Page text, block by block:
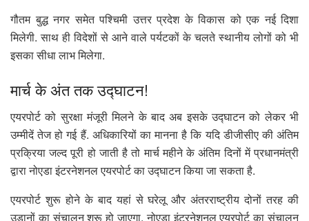
गौतम बुद्ध नगर समेत पश्चिमी उत्तर प्रदेश के विकास को एक नई दिशा
मिलेगी. साथ ही विदेशों से आने वाले पर्यटकों के चलते स्थानीय लोगों को भी
इसका सीधा लाभ मिलेगा.
मार्च के अंत तक उद्घाटन!
एयरपोर्ट को सुरक्षा मंजूरी मिलने के बाद अब इसके उद्घाटन को लेकर भी
उम्मीदें तेज हो गई हैं. अधिकारियों का मानना है कि यदि डीजीसीए की अंतिम
प्रक्रिया जल्द पूरी हो जाती है तो मार्च महीने के अंतिम दिनों में प्रधानमंत्री
द्वारा नोएडा इंटरनेशनल एयरपोर्ट का उद्घाटन किया जा सकता है.
एयरपोर्ट शुरू होने के बाद यहां से घरेलू और अंतरराष्ट्रीय दोनों तरह की
उड़ानों का संचालन शुरू हो जाएगा. नोएडा इंटरनेशनल एयरपोर्ट का संचालन